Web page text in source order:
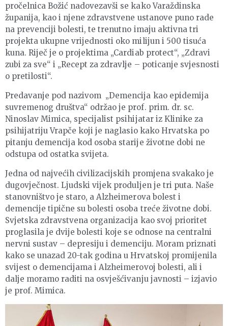
pročelnica Božić nadovezavši se kako Varaždinska
županija, kao i njene zdravstvene ustanove puno rade
na prevenciji bolesti, te trenutno imaju aktivna tri
projekta ukupne vrijednosti oko milijun i 500 tisuća
kuna. Riječ je o projektima „Cardiab protect“, „Zdravi
zubi za sve“ i „Recept za zdravlje – poticanje svjesnosti
o pretilosti“.
Predavanje pod nazivom „Demencija kao epidemija
suvremenog društva“ održao je prof. prim. dr. sc.
Ninoslav Mimica, specijalist psihijatar iz Klinike za
psihijatriju Vrapče koji je naglasio kako Hrvatska po
pitanju demencija kod osoba starije životne dobi ne
odstupa od ostatka svijeta.
Jedna od najvećih civilizacijskih promjena svakako je
dugovječnost. Ljudski vijek produljen je tri puta. Naše
stanovništvo je staro, a Alzheimerova bolest i
demencije tipične su bolesti osoba treće životne dobi.
Svjetska zdravstvena organizacija kao svoj prioritet
proglasila je dvije bolesti koje se odnose na centralni
nervni sustav – depresiju i demenciju. Moram priznati
kako se unazad 20-tak godina u Hrvatskoj promijenila
svijest o demencijama i Alzheimerovoj bolesti, ali i
dalje moramo raditi na osvješćivanju javnosti – izjavio
je prof. Mimica.